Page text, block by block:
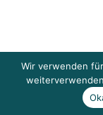
Wir verwenden